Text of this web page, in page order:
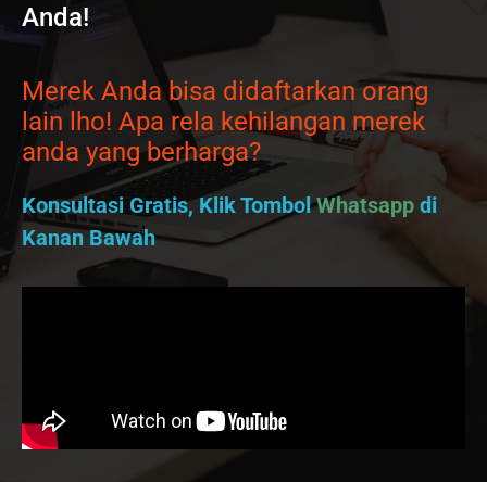
Anda!
Merek Anda bisa didaftarkan orang
lain lho! Apa rela kehilangan merek
anda yang berharga?
Konsultasi Gratis, Klik TombolWhatsapp di
Kanan Bawah